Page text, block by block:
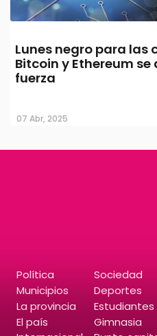
Lunes negro para las
Bitcoin y Ethereum
fuerza
07 Abr, 2025
Política
Municipios
La provincia
El país
Sociedad
Deportes
Estudiantes
Gimnasia